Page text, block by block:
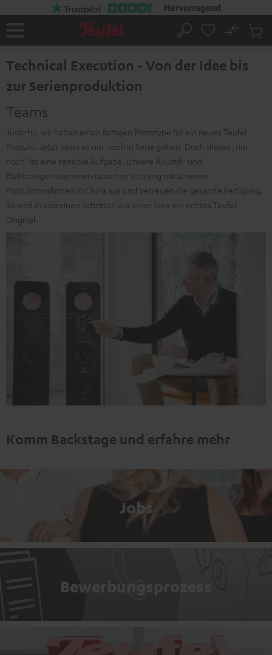
Startseite
Suche
No
Technical Execution - Von der Idee bis
zur Serienproduktion
Teams
Juch-hu, wir haben einen fertigen Prototype für ein neues Teufel
Produkt. Jetzt muss es nur noch in Serie gehen. Doch dieses „nur
noch“ ist eine sensible Aufgabe. Unsere Akustik- und
Elektroingenieur:innen tauschen sich eng mit unseren
Produktionsfirmen in China aus und betreuen die gesamte Fertigung.
So wird in einzelnen Schritten aus einer Idee ein echtes Teufel
Original.
Komm Backstage und erfahre mehr
Jobs
Bewerbungsprozess